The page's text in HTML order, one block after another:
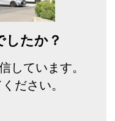
したか？
しています。
ださい。